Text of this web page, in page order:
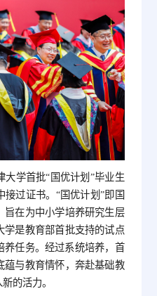
大学首批“国优计划”毕业生
过证书。“国优计划”即国
旨在为中小学培养研究生层
学是教育部首批支持的试点
养任务。经过系统培养，首
蕴与教育情怀，奔赴基础教
的活力。